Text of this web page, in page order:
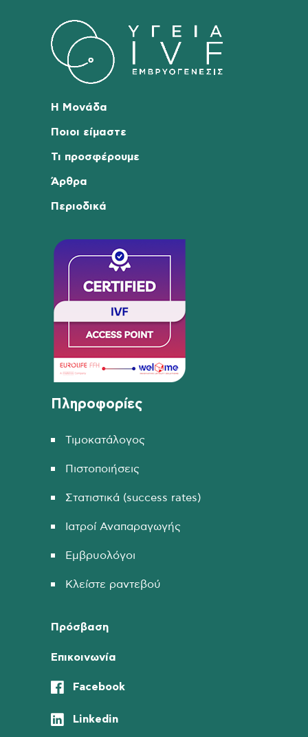
Η Μονάδα
Ποιοι είμαστε
Τι προσφέρουμε
Άρθρα
Περιοδικά
Πληροφορίες
Τιμοκατάλογος
Πιστοποιήσεις
Στατιστικά (success rates)
Ιατροί Αναπαραγωγής
Εμβρυολόγοι
Κλείστε ραντεβού
Πρόσβαση
Επικοινωνία
Facebook
Linkedin